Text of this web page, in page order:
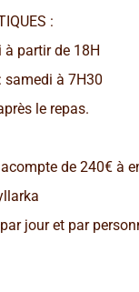
:
à partir de 18H
samedi à 7H30
le repas.
de 240€ à
jour et par